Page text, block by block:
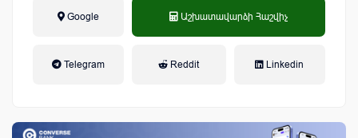
Google Աշխատավարձի Հաշվիչ
Telegram Reddit Linkedin